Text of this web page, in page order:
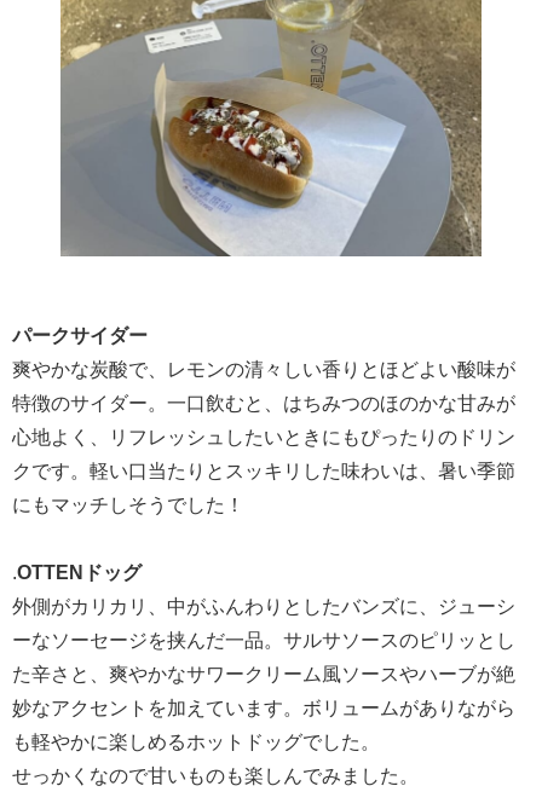
パークサイダー
爽やかな炭酸で、レモンの清々しい香りとほどよい酸味が
特徴のサイダー。一口飲むと、はちみつのほのかな甘みが
心地よく、リフレッシュしたいときにもぴったりのドリン
クです。軽い口当たりとスッキリした味わいは、暑い季節
にもマッチしそうでした！
.OTTENドッグ
外側がカリカリ、中がふんわりとしたバンズに、ジューシ
ーなソーセージを挟んだ一品。サルサソースのピリッとし
た辛さと、爽やかなサワークリーム風ソースやハーブが絶
妙なアクセントを加えています。ボリュームがありながら
も軽やかに楽しめるホットドッグでした。
せっかくなので甘いものも楽しんでみました。